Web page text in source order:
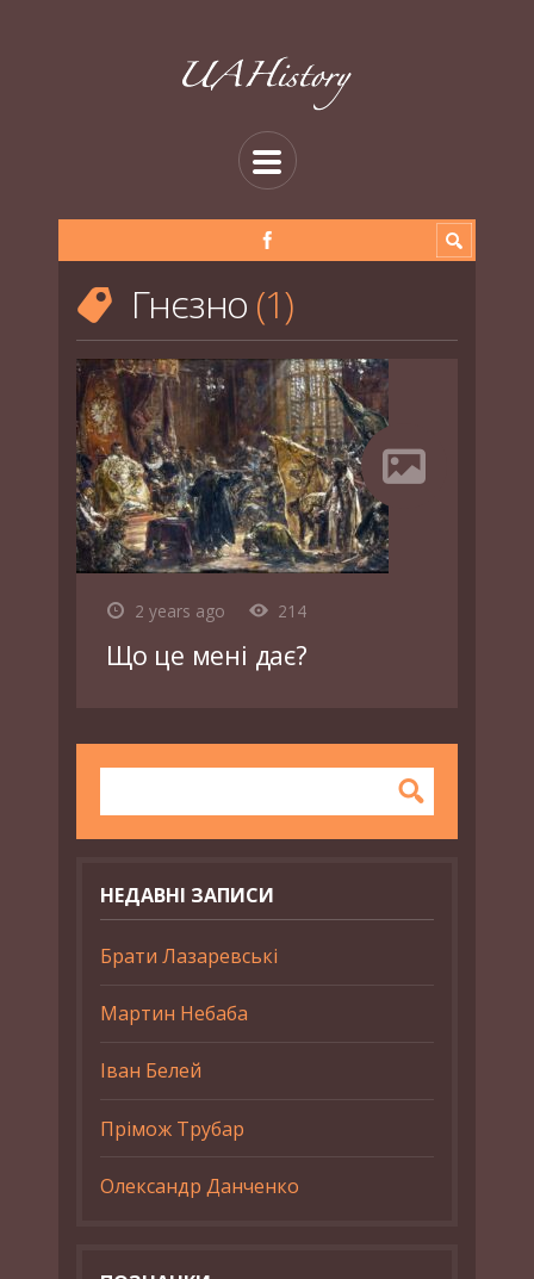
Гнєзно 1
2 years ago 214
Що це мені дає?
НЕДАВНІ ЗАПИСИ
Брати Лазаревські
Мартин Небаба
Іван Белей
Прімож Трубар
Олександр Данченко